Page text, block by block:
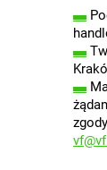
▬
▬
▬